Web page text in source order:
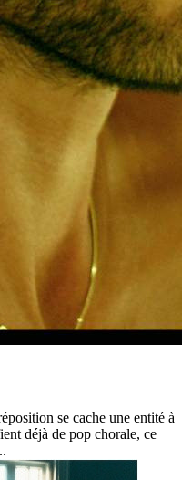
se cache une entité à
déjà de pop chorale, ce